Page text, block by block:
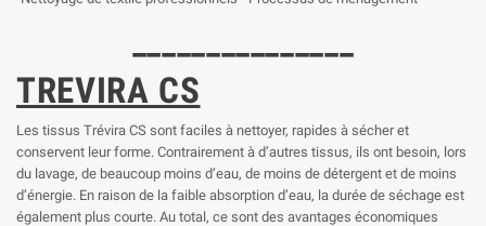
TREVIRA CS
Les tissus Trévira CS sont faciles à nettoyer, rapides à sécher et
conservent leur forme. Contrairement à d’autres tissus, ils ont besoin, lors
du lavage, de beaucoup moins d’eau, de moins de détergent et de moins
d’énergie. En raison de la faible absorption d’eau, la durée de séchage est
également plus courte. Au total, ce sont des avantages économiques